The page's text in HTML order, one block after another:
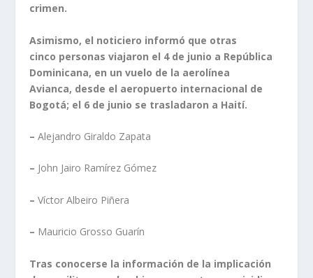
crimen.
Asimismo, el noticiero informó que otras
cinco personas viajaron el 4 de junio a República
Dominicana, en un vuelo de la aerolínea
Avianca, desde el aeropuerto internacional de
Bogotá; el 6 de junio se trasladaron a Haití.
–Alejandro Giraldo Zapata
– John Jairo Ramírez Gómez
– Víctor Albeiro Piñera
– Mauricio Grosso Guarín
Tras conocerse la información de la implicación